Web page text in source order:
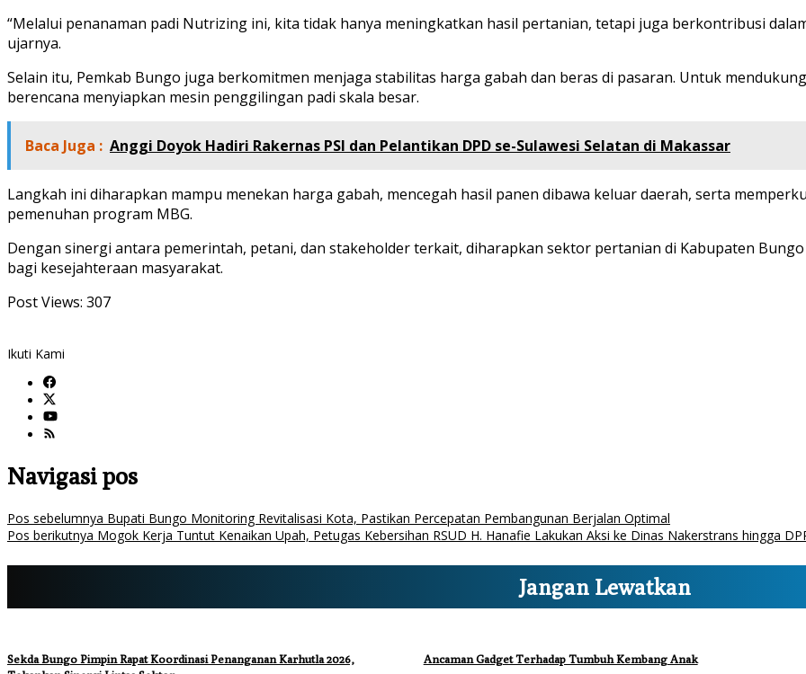
“Melalui penanaman padi Nutrizing ini, kita tidak hanya meningkatkan hasil pertanian, tetapi juga berkontribusi
ujarnya.
Selain itu, Pemkab Bungo juga berkomitmen menjaga stabilitas harga gabah dan beras di pasaran. Untuk
berencana menyiapkan mesin penggilingan padi skala besar.
Baca Juga : Anggi Doyok Hadiri Rakernas PSI dan Pelantikan DPD se-Sulawesi Selatan di Makassar
Langkah ini diharapkan mampu menekan harga gabah, mencegah hasil panen dibawa keluar daerah, serta
pemenuhan program MBG.
Dengan sinergi antara pemerintah, petani, dan stakeholder terkait, diharapkan sektor pertanian di Kabupaten
bagi kesejahteraan masyarakat.
Post Views: 307
Ikuti Kami
Navigasi pos
Pos sebelumnya Bupati Bungo Monitoring Revitalisasi Kota, Pastikan Percepatan Pembangunan Berjalan Optimal
Pos berikutnya Mogok Kerja Tuntut Kenaikan Upah, Petugas Kebersihan RSUD H. Hanafie Lakukan Aksi ke Dinas Nakerstrans hingga
Jangan Lewatkan
Sekda Bungo Pimpin Rapat Koordinasi Penanganan Karhutla 2026,
Ancaman Gadget Terhadap Tumbuh Kembang Anak